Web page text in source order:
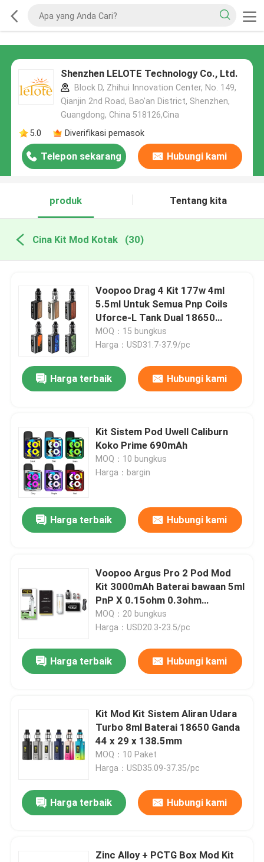
Shenzhen LELOTE Technology Co., Ltd.
Block D, Zhihui Innovation Center, No. 149,
Qianjin 2nd Road, Bao'an District, Shenzhen,
Guangdong, China 518126,Cina
5.0
Diverifikasi pemasok
Telepon sekarang Hubungi kami
produk Tentang kita
Cina Kit Mod Kotak (30)
Voopoo Drag 4 Kit 177w 4ml
5.5ml Untuk Semua Pnp Coils
Uforce-L Tank Dual 18650
Battery Box Kits
MOQ：15 bungkus
Harga：USD31.7-37.9/pc
Harga terbaik Hubungi kami
Kit Sistem Pod Uwell Caliburn
Koko Prime 690mAh
MOQ：10 bungkus
Harga：bargin
Harga terbaik Hubungi kami
Voopoo Argus Pro 2 Pod Mod
Kit 3000mAh Baterai bawaan 5ml
PnP X 0.15ohm 0.3ohm
kumparan
MOQ：20 bungkus
Harga：USD20.3-23.5/pc
Harga terbaik Hubungi kami
Kit Mod Kit Sistem Aliran Udara
Turbo 8ml Baterai 18650 Ganda
44 x 29 x 138.5mm
MOQ：10 Paket
Harga：USD35.09-37.35/pc
Harga terbaik Hubungi kami
Zinc Alloy + PCTG Box Mod Kit